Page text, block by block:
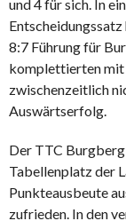
und 4 für sich. In
8:7 Führung für
komplettierten mit
zwischenzeitlich
Auswärtserfolg.
Der TTC
Tabellenplatz der
Punkteausbeute
zufrieden. In den